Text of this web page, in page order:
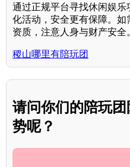
通过正规平台寻找休闲娱
化活动，安全更有保障。
资质，注意人身与财产安全
稷山哪里有陪玩团
请问你们的陪玩
势呢？